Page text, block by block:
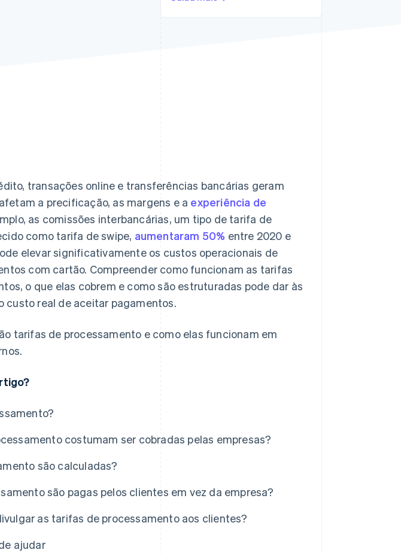
Veja como a Stripe está
transações online e transferências bancárias geram
a precificação, as margens e a experiência de
as comissões interbancárias, um tipo de tarifa de
como tarifa de swipe, aumentaram 50% entre 2020 e
elevar significativamente os custos operacionais de
com cartão. Compreender como funcionam as tarifas
o que elas cobrem e como são estruturadas pode dar às
custo real de aceitar pagamentos.
tarifas de processamento e como elas funcionam em
costumam ser cobradas pelas empresas?
são calculadas?
são pagas pelos clientes em vez da empresa?
as tarifas de processamento aos clientes?
ajudar